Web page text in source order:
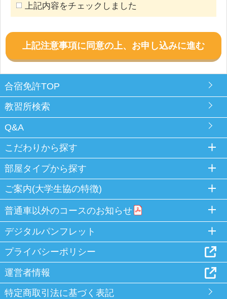
上記内容をチェックしました
上記注意事項に同意の上、お申し込みに進む
合宿免許TOP
教習所検索
Q&A
こだわりから探す
部屋タイプから探す
ご案内(大学生協の特徴)
普通車以外のコースのお知らせ
デジタルパンフレット
プライバシーポリシー
運営者情報
特定商取引法に基づく表記